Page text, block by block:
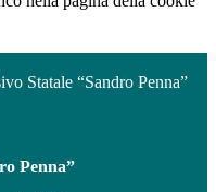
Statale “Sandro Penna”
Penna”